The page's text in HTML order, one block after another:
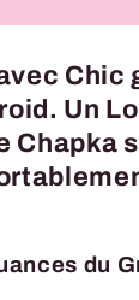
Chic
Un
Chapka
du